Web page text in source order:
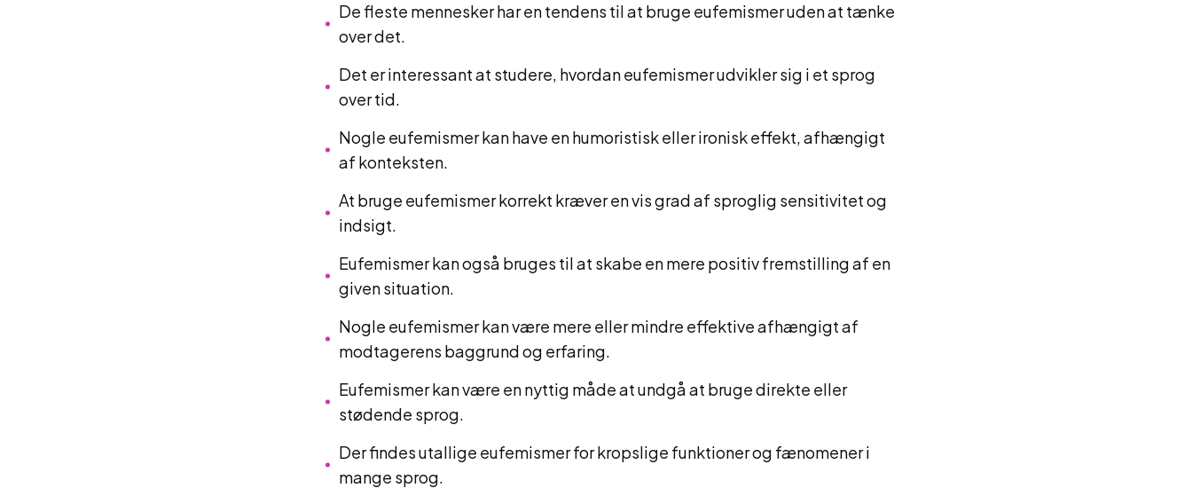
De fleste mennesker har en tendens til at bruge eufemismer uden at tænke
over det.
Det er interessant at studere, hvordan eufemismer udvikler sig i et sprog
over tid.
Nogle eufemismer kan have en humoristisk eller ironisk effekt, afhængigt
af konteksten.
At bruge eufemismer korrekt kræver en vis grad af sproglig sensitivitet og
indsigt.
Eufemismer kan også bruges til at skabe en mere positiv fremstilling af en
given situation.
Nogle eufemismer kan være mere eller mindre effektive afhængigt af
modtagerens baggrund og erfaring.
Eufemismer kan være en nyttig måde at undgå at bruge direkte eller
stødende sprog.
Der findes utallige eufemismer for kropslige funktioner og fænomener i
mange sprog.